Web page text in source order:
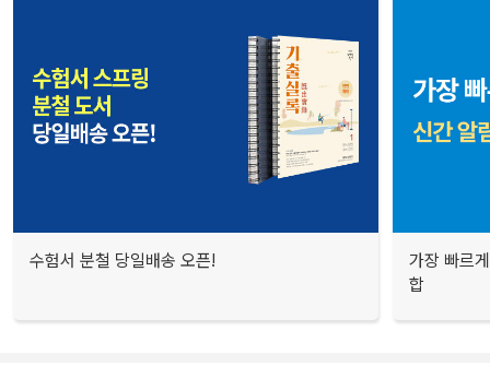
수험서 분철 당일배송 오픈!
가장 빠르
합